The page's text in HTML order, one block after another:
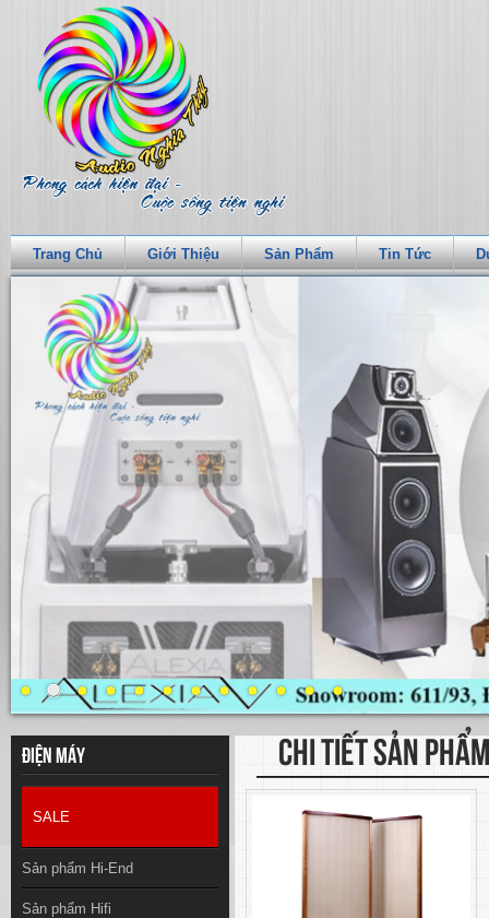
Trang Chủ Giới Thiệu Sản Phẩm Tin Tức
Điện máy
SALE
Sản phẩm Hi-End
Sản phẩm Hifi
CHI TIẾT SẢN PHẨM